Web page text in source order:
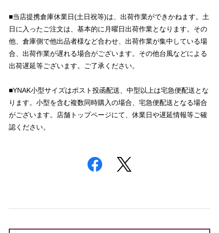
■当店提携倉庫休業日(土日祝等)は、出荷作業ができかねます。土
日に入ったご注文は、基本的に月曜日出荷作業となります。その
他、倉庫側で他出品者様など合わせ、出荷作業が集中している場
合、出荷作業が遅れる場合がございます。その他台風などによる
出荷遅延等ございます。ご了承ください。
■YNAK小型サイズはポスト投函配送、中型以上は宅急便配送とな
ります。小型を含む複数同時購入の場合、宅急便配送となる場合
がございます。店舗トップページにて、休業日や遅延情報等ご確
認ください。